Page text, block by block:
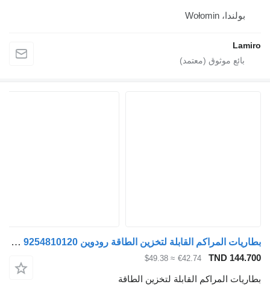
بولندا، Wołomin
Lamiro
بطاريات المراكم القابلة لتخزين الطاقة رودوين xf105 (01.05-) 9254810120 لـ السيارات القاطرة DAF XF95, XF105 (2001-2014)
TND 144.700
€42.74
≈ $49.38
بطاريات المراكم القابلة لتخزين الطاقة